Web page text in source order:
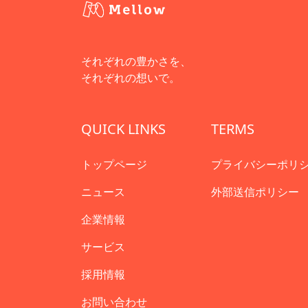
それぞれの豊かさを、
それぞれの想いで。
QUICK LINKS
トップページ
ニュース
企業情報
サービス
採用情報
お問い合わせ
TERMS
プライバシーポリ
外部送信ポリシー